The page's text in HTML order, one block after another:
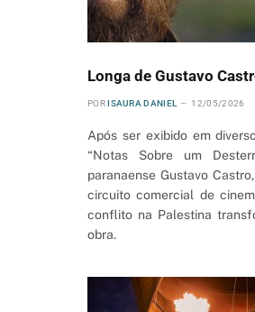
Longa de Gustavo
POR ISAURA DANIEL 12/05/2026
Após ser exibido em
“Notas Sobre um
paranaense Gustavo
circuito comercial de
conflito na Palestina
obra.